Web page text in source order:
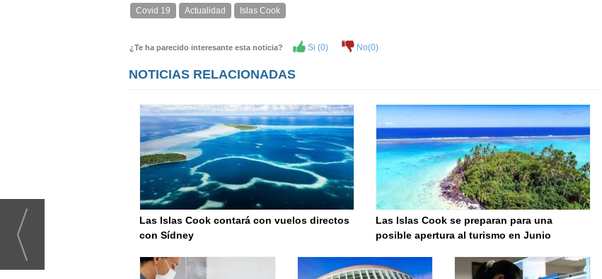
Covid 19 Actualidad Islas Cook
¿Te ha parecido interesante esta noticia? Si (0) No(0)
NOTICIAS RELACIONADAS
Las Islas Cook contará con vuelos directos
con Sídney
Las Islas Cook se preparan para una
posible apertura al turismo en Junio